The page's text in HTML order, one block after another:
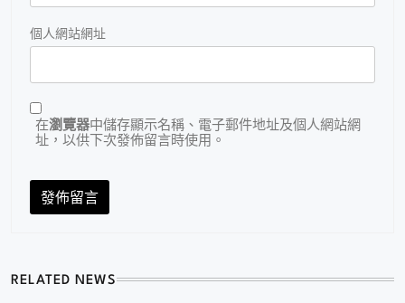
個人網站網址
在瀏覽器中儲存顯示名稱、電子郵件地址及個人網站網
址，以供下次發佈留言時使用。
RELATED NEWS